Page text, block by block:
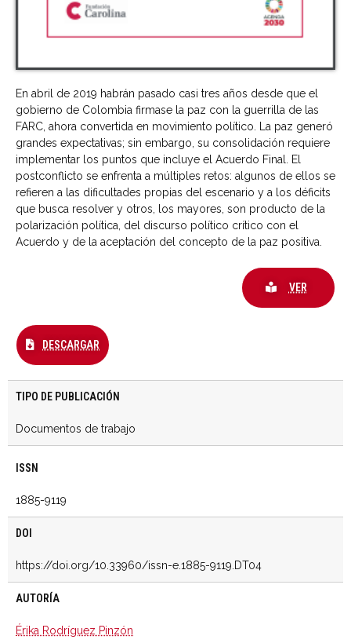
En abril de 2019 habrán pasado casi tres años desde que el
gobierno de Colombia firmase la paz con la guerrilla de las
FARC, ahora convertida en movimiento político. La paz generó
grandes expectativas; sin embargo, su consolidación requiere
implementar los puntos que incluye el Acuerdo Final. El
postconflicto se enfrenta a múltiples retos: algunos de ellos se
refieren a las dificultades propias del escenario y a los déficits
que busca resolver y otros, los mayores, son producto de la
polarización política, del discurso político crítico con el
Acuerdo y de la aceptación del concepto de la paz positiva.
VER
DESCARGAR
TIPO DE PUBLICACIÓN
Documentos de trabajo
ISSN
1885-9119
DOI
https://doi.org/10.33960/issn-e.1885-9119.DT04
AUTORÍA
Érika Rodríguez Pinzón